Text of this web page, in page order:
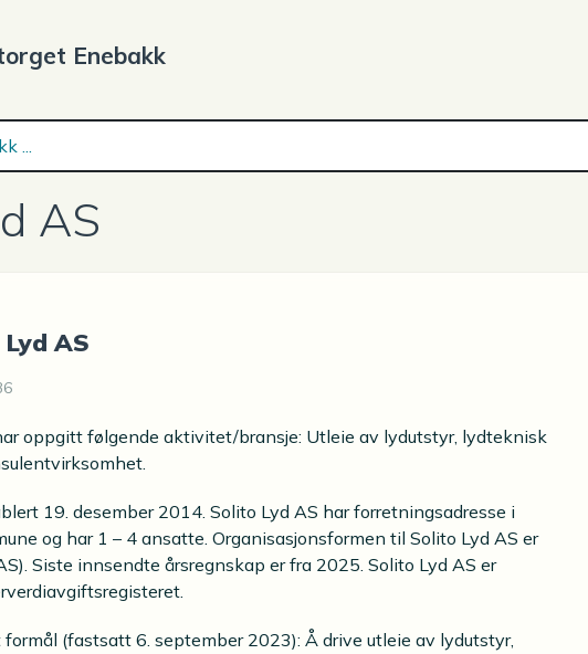
Enebakk
AS
AS
oppgitt følgende aktivitet/bransje: Utleie av lydutstyr, lydteknisk
19. desember 2014. Solito Lyd AS har forretningsadresse i
og har 1 – 4 ansatte. Organisasjonsformen til Solito Lyd AS er
Siste innsendte årsregnskap er fra 2025. Solito Lyd AS er
(fastsatt 6. september 2023): Å drive utleie av lydutstyr,